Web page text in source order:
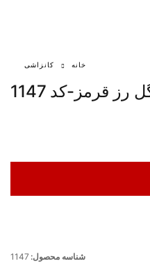
خانه کانزاشی
قرمز-کد 1147
شناسه محصول: 1147